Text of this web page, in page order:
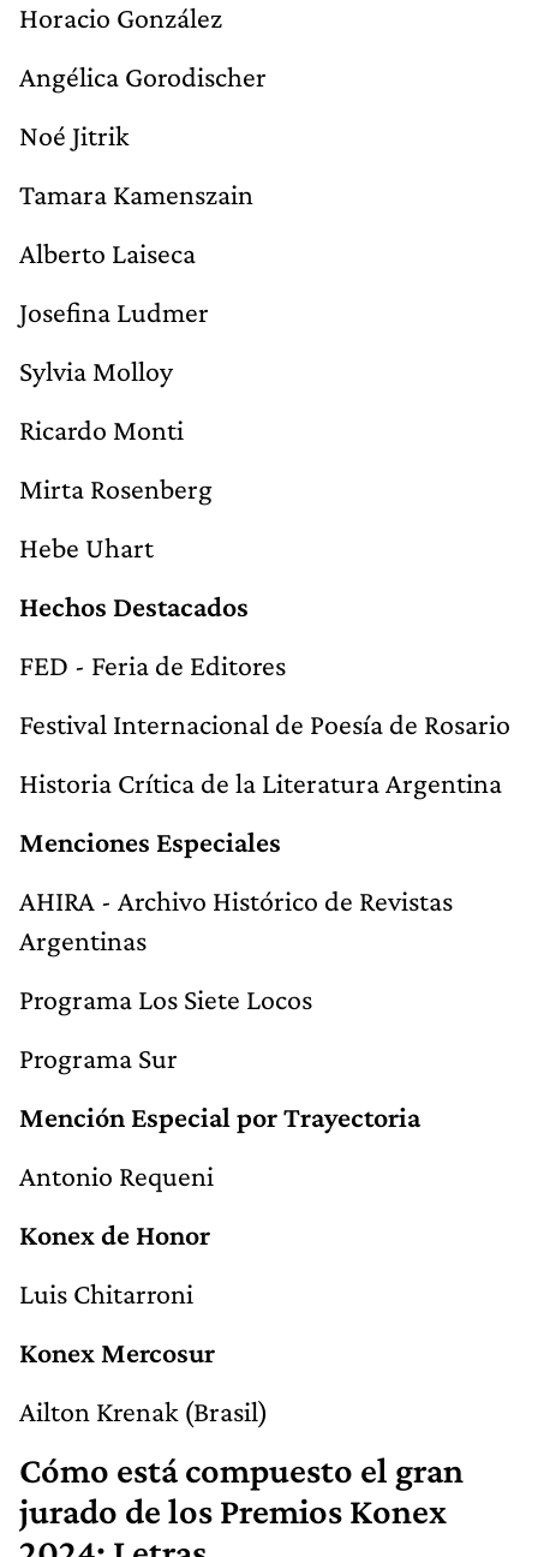
Horacio González
Angélica Gorodischer
Noé Jitrik
Tamara Kamenszain
Alberto Laiseca
Josefina Ludmer
Sylvia Molloy
Ricardo Monti
Mirta Rosenberg
Hebe Uhart
Hechos Destacados
FED - Feria de Editores
Festival Internacional de Poesía de Rosario
Historia Crítica de la Literatura Argentina
Menciones Especiales
AHIRA - Archivo Histórico de Revistas
Argentinas
Programa Los Siete Locos
Programa Sur
Mención Especial por Trayectoria
Antonio Requeni
Konex de Honor
Luis Chitarroni
Konex Mercosur
Ailton Krenak (Brasil)
Cómo está compuesto el gran
jurado de los Premios Konex